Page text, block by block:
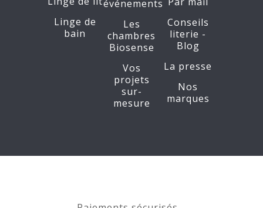
Linge de
bain
événements
Les
chambres
Biosense
Vos
projets
sur-
mesure
Conseils
literie -
Blog
La presse
Nos
marques